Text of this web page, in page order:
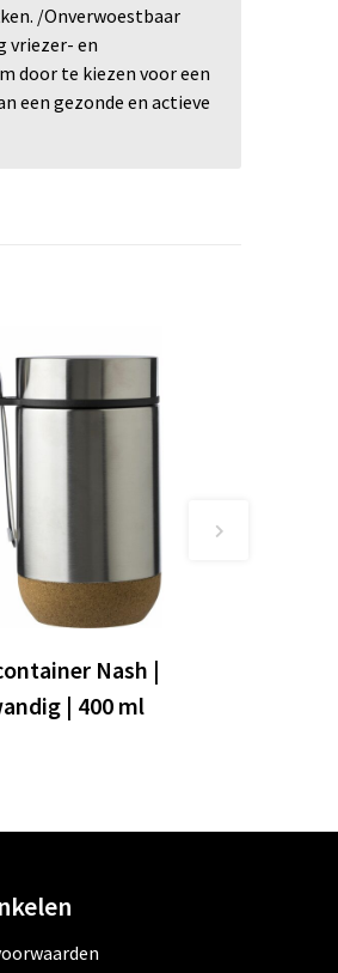
/Onverwoestbaar
vriezer- en
door te kiezen voor een
een gezonde en actieve
Nash |
| 400 ml